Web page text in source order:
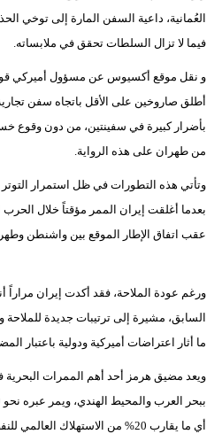
العُمانية، داعية السفن المارة إلى توخي
فيما لا تزال السلطات تحقق في ملابساته.
و نقل موقع أكسيوس عن مسؤول أميركي
أطلق صاروخين على الأقل باتجاه سفن
بأضرار كبيرة في سفينتين، من دون وقوع
من طهران على هذه الرواية.
وتأتي هذه التطورات في ظل استمرار
بعدما أغلقت إيران الممر مؤقتاً خلال
عقب اتفاق الإطار الموقع بين واشنطن وطهران في
ورغم عودة الملاحة، فقد أكدت إيران مراراً
السابق، مشيرة إلى ترتيبات جديدة
ما أثار اعتراضات أميركية ودولية باعتبار
ويعد مضيق هرمز أحد أهم الممرات البحرية
أي ما يقارب 20% من الاستهلاك